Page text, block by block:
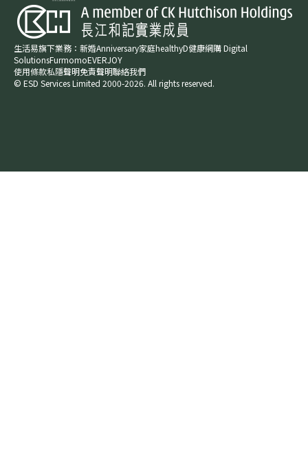
生活易旗下業務： 新婚​Anniversary​家庭​healthyD​健康網購Digital
SolutionsFurmomoEVERJOY​
使用條款私隱聲明免責聲明聯絡我們
© ESD Services Limited 2000-2026. All rights reserved.